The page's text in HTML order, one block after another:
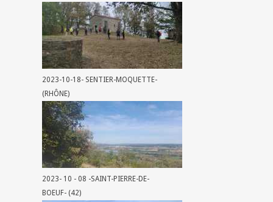
2023-10-18- SENTIER-MOQUETTE-
(RHÔNE)
2023- 10 - 08 -SAINT-PIERRE-DE-
BOEUF- (42)